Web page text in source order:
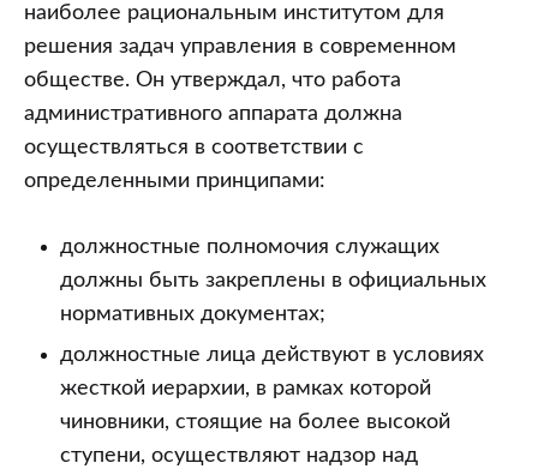
наиболее рациональным институтом для
решения задач управления в современном
обществе. Он утверждал, что работа
административного аппарата должна
осуществляться в соответствии с
определенными принципами:
должностные полномочия служащих
должны быть закреплены в официальных
нормативных документах;
должностные лица действуют в условиях
жесткой иерархии, в рамках которой
чиновники, стоящие на более высокой
ступени, осуществляют надзор над